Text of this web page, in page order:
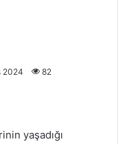
2024 82
yaşadığı